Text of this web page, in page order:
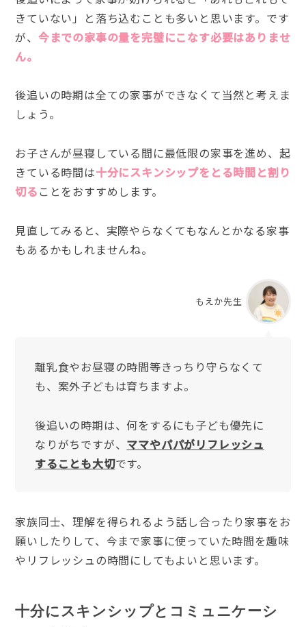
きていない」と落ち込むことも多いと思います。です
が、 今までの家事の量を完璧にこなす必要はありませ
ん。
後追いの時期は全ての家事ができなくて当然と考えま
しょう。
お子さんが昼寝している間に最低限の家事を進め、起
きている時間は十分にスキンシップをとる時間と割り
切る ことをおすすめします。
見直してみると、実際やらなくてもなんとかなる家事
もあるかもしれませんね。
もえか先生
離乳食やお昼寝の時間等きっちり守らなくて
も、案外子どもは育ちますよ。
後追いの時期は、何をするにも子ども優先に
なりがちですが、 ママやパパがリフレッシュ
することも大切です。
家族同士、理解を得られるよう話し合ったり家事をお
願いしたりして、今まで家事に使っていた時間を趣味
やリフレッシュの時間にしてもよいと思います。
十分にスキンシップとコミュニケーシ